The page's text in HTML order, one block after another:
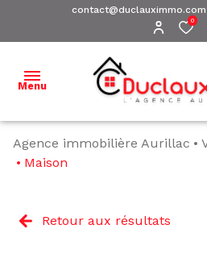
contact@duclauximmo.com
0
Menu
ACCUEIL
BIENS À
VENDRE
Agence immobilière Aurillac
Maison
Retour aux résultats